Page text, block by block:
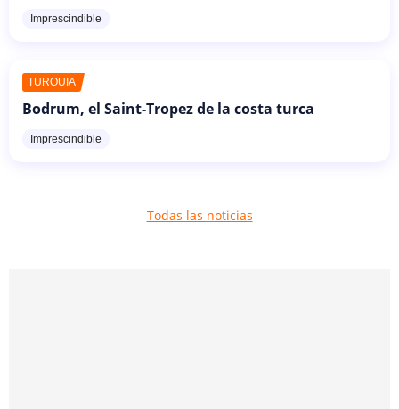
Imprescindible
TURQUÍA
Bodrum, el Saint-Tropez de la costa turca
Imprescindible
Todas las noticias